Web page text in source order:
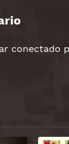
conectado